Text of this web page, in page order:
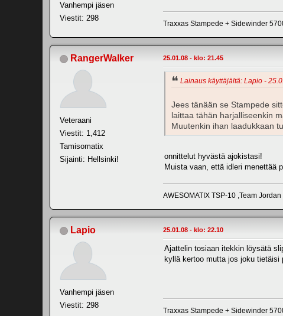
Vanhempi jäsen
Viestit: 298
Traxxas Stampede + Sidewinder
RangerWalker
Veteraani
Viestit: 1,412
Tamisomatix
Sijainti: Hellsinki!
25.01.08 - klo: 21.45
Lainaus käyttäjältä: Lapio -
Jees tänään se Stampede
laittaa tähän harjalliseenkin
Muutenkin ihan laadukkaan
onnittelut hyvästä ajokistasi!
Muista vaan, että idleri menettää
AWESOMATIX TSP-10 ,Team
Lapio
Vanhempi jäsen
Viestit: 298
25.01.08 - klo: 22.10
Ajattelin tosiaan itekkin löysätä
kyllä kertoo mutta jos joku tietäisi
Traxxas Stampede + Sidewinder